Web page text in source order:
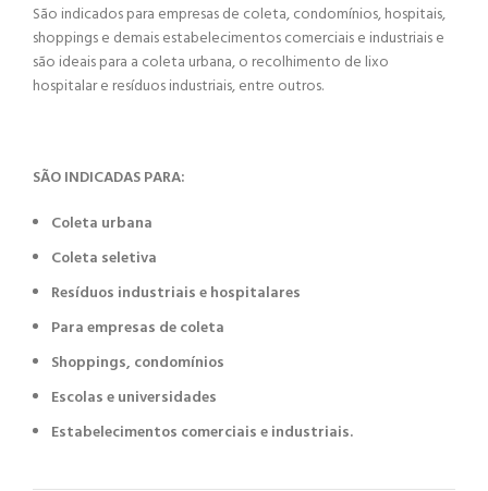
São indicados para empresas de coleta, condomínios, hospitais,
shoppings e demais estabelecimentos comerciais e industriais e
são ideais para a coleta urbana, o recolhimento de lixo
hospitalar e resíduos industriais, entre outros.
SÃO INDICADAS PARA:
Coleta urbana
Coleta seletiva
Resíduos industriais e hospitalares
Para empresas de coleta
Shoppings, condomínios
Escolas e universidades
Estabelecimentos comerciais e industriais.